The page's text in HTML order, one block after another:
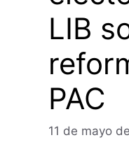
LIB
PAC
11 de mayo